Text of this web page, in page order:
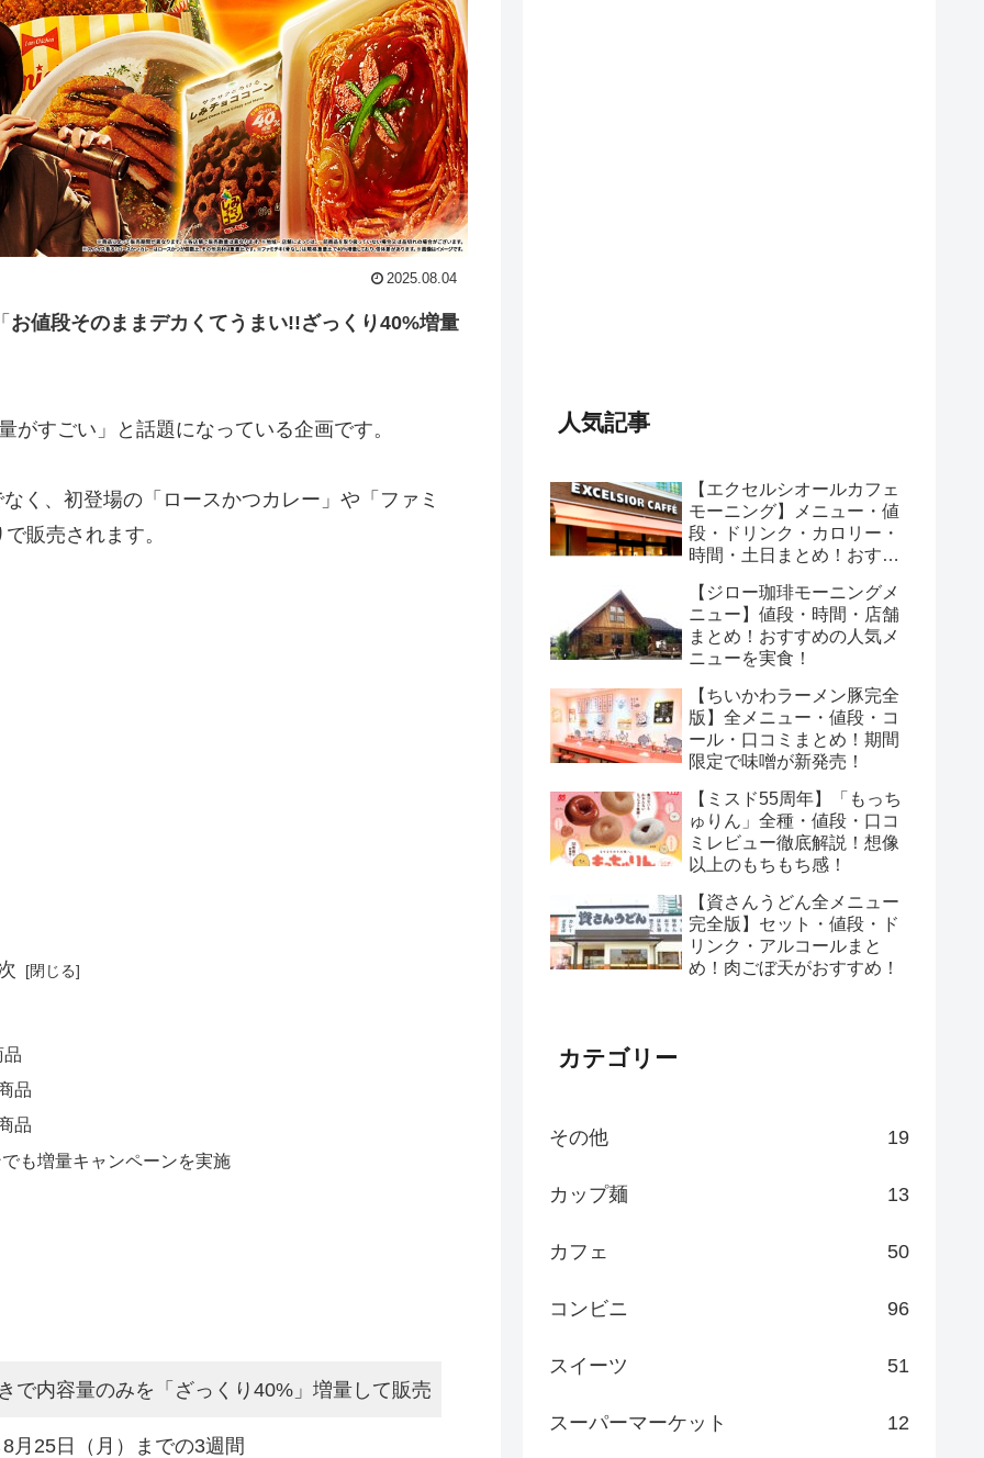
2025.08.04
お値段そのままデカくてうまい!!ざっくり40%増量
すごい」と話題になっている企画です。
く、初登場の「ロースかつカレー」や「ファミ
販売されます。
品
品
品
も増量キャンペーンを実施
で内容量のみを「ざっくり40%」増量して販売
月25日（月）までの3週間
人気記事
【エクセルシオールカフェ
モーニング】メニュー・値
段・ドリンク・カロリー・
時間・土日まとめ！おすす
【ジロー珈琲モーニングメ
ニュー】値段・時間・店舗
まとめ！おすすめの人気メ
ニューを実食！
【ちいかわラーメン豚完全
版】全メニュー・値段・コ
ール・口コミまとめ！期間
限定で味噌が新発売！
【ミスド55周年】「もっち
ゅりん」全種・値段・口コ
ミレビュー徹底解説！想像
以上のもちもち感！
【資さんうどん全メニュー
完全版】セット・値段・ド
リンク・アルコールまと
め！肉ごぼ天がおすすめ！
カテゴリー
その他 19
カップ麺 13
カフェ 50
コンビニ 96
スイーツ 51
スーパーマーケット 12